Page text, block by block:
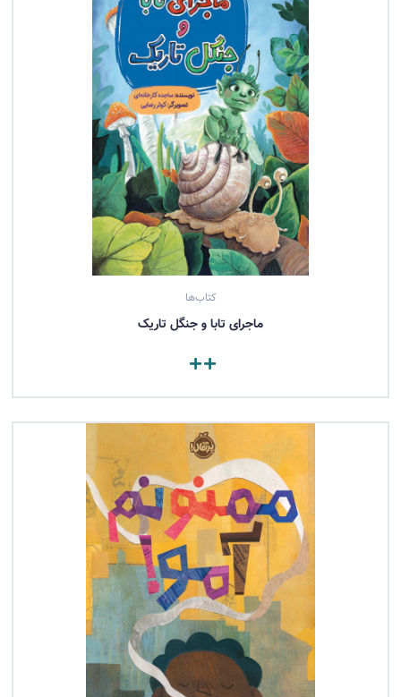
کتاب‌ها
ماجرای تابا و جنگل تاریک
مشاهده کتاب